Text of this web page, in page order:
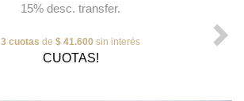
15% desc. transfer.
3 cuotas de $ 41.600 sin interés
CUOTAS!